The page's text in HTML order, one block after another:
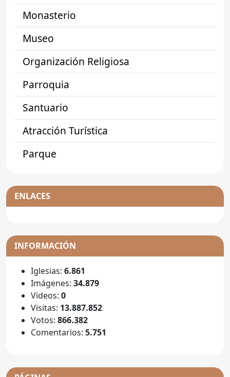
Monasterio
Museo
Organización Religiosa
Parroquia
Santuario
Atracción Turística
Parque
ENLACES
INFORMACIÓN
Iglesias: 6.861
Imágenes: 34.879
Videos: 0
Visitas: 13.887.852
Votos: 866.382
Comentarios: 5.751